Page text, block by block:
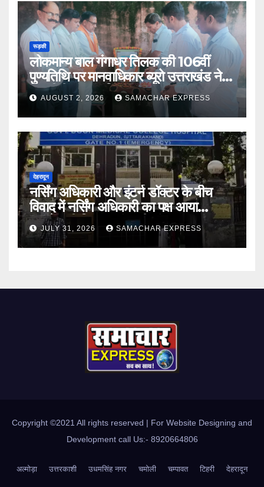
रूड़की
लोकमान्य बाल गंगाधर तिलक की 106वीं
पुण्यतिथि पर मानवाधिकार ब्यूरो उत्तराखंड ने दी
भावभीनी श्रद्धांजलि
AUGUST 2, 2026 SAMACHAR EXPRESS
देहरादून
नर्सिंग अधिकारी और इंटर्न डॉक्टर के बीच
विवाद में नर्सिंग अधिकारी का पक्ष आया
सामने,करी निष्पक्ष जांच की मांग
JULY 31, 2026 SAMACHAR EXPRESS
Copyright ©2021 All rights reserved | For Website Designing and
Development call Us:- 8920664806
अल्मोड़ा उत्तरकाशी उधमसिंह नगर चमोली चम्पावत टिहरी देहरादून